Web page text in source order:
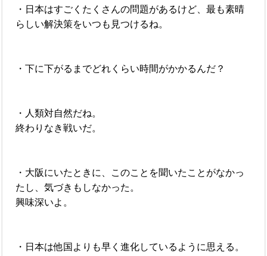
・日本はすごくたくさんの問題があるけど、最も素晴
らしい解決策をいつも見つけるね。
・下に下がるまでどれくらい時間がかかるんだ？
・人類対自然だね。
終わりなき戦いだ。
・大阪にいたときに、このことを聞いたことがなかっ
たし、気づきもしなかった。
興味深いよ。
・日本は他国よりも早く進化しているように思える。